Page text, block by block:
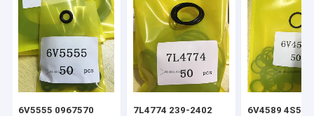
6V5555 0967570
7L4774 239-2402
6V4589